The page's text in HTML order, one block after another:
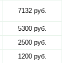
7132 руб.
5300 руб.
2500 руб.
1200 руб.